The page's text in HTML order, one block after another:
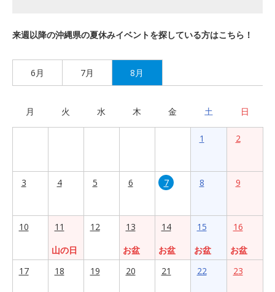
来週以降の沖縄県の夏休みイベントを探している方はこちら！
6月 7月 8月
月 火 水 木 金 土 日
1 2
3 4 5 6 7 8 9
10
11
山の日
12
13
お盆
14
お盆
15
お盆
16
お盆
17
18 19 20 21 22 23